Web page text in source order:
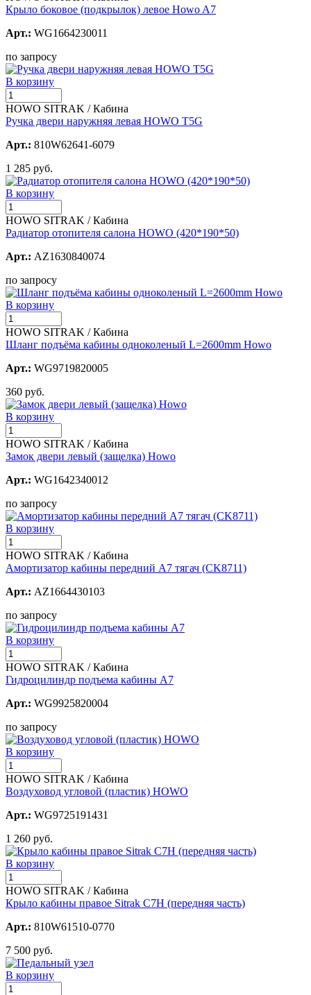
Крыло боковое (подкрылок) левое Howo A7
Арт.: WG1664230011
по запросу
В корзину
HOWO SITRAK / Кабина
Ручка двери наружняя левая HOWO T5G
Арт.: 810W62641-6079
1 285 руб.
В корзину
HOWO SITRAK / Кабина
Радиатор отопителя салона HOWO (420*190*50)
Арт.: AZ1630840074
по запросу
В корзину
HOWO SITRAK / Кабина
Шланг подъёма кабины одноколеный L=2600mm Howo
Арт.: WG9719820005
360 руб.
В корзину
HOWO SITRAK / Кабина
Замок двери левый (защелка) Howo
Арт.: WG1642340012
по запросу
В корзину
HOWO SITRAK / Кабина
Амортизатор кабины передний А7 тягач (CK8711)
Арт.: AZ1664430103
по запросу
В корзину
HOWO SITRAK / Кабина
Гидроцилиндр подъема кабины А7
Арт.: WG9925820004
по запросу
В корзину
HOWO SITRAK / Кабина
Воздуховод угловой (пластик) HOWO
Арт.: WG9725191431
1 260 руб.
В корзину
HOWO SITRAK / Кабина
Крыло кабины правое Sitrak C7H (передняя часть)
Арт.: 810W61510-0770
7 500 руб.
В корзину